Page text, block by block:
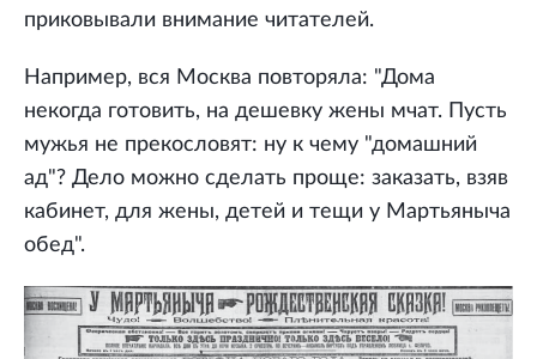
приковывали внимание читателей.
Например, вся Москва повторяла: "Дома
некогда готовить, на дешевку жены мчат. Пусть
мужья не прекословят: ну к чему "домашний
ад"? Дело можно сделать проще: заказать, взяв
кабинет, для жены, детей и тещи у Мартьяныча
обед".